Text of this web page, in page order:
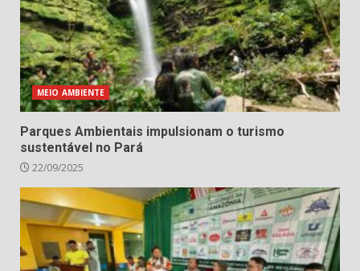
MEIO AMBIENTE
Parques Ambientais impulsionam o turismo
sustentável no Pará
22/09/2025